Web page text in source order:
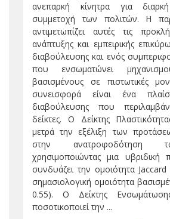
ανεπαρκή κίνητρα για
συμμετοχή των πολιτών. Η
αντιμετωπίζει αυτές τις
ανάπτυξης και εμπειρικής
διαβούλευσης και ενός
που ενσωματώνει
βασισμένους σε πιστωτικές
συνεισφορά είναι ένα
διαβούλευσης που
δείκτες. Ο Δείκτης
μετρά την εξέλιξη των
στην ανατροφοδότηση
χρησιμοποιώντας μια υβριδική
συνδυάζει την ομοιότητα
σημασιολογική ομοιότητα
0.55). Ο Δείκτης
ποσοτικοποιεί την ...